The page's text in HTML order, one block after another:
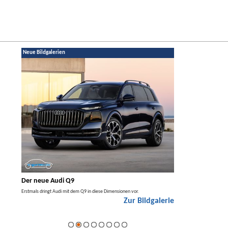
Neue Bildgalerien
Der neue Audi Q9
Erstmals dringt Audi mit dem Q9 in diese Dimensionen vor.
Zur Bildgalerie